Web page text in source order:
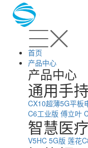
首页
产品中心
产品中心
通用手
CX10超薄5G平板
C6工业版 傅立叶
智慧医
V5HC 5G版 莲花